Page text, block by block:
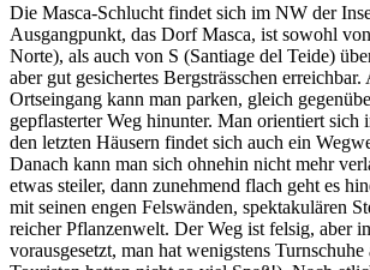
Die Masca-Schlucht findet sich im NW der
Ausgangpunkt, das Dorf Masca, ist sowohl
Norte), als auch von S (Santiage del Teide)
aber gut gesichertes Bergsträsschen
Ortseingang kann man parken, gleich
gepflasterter Weg hinunter. Man orientiert sich
den letzten Häusern findet sich auch ein
Danach kann man sich ohnehin nicht mehr
etwas steiler, dann zunehmend flach geht es
mit seinen engen Felswänden, spektakulären
reicher Pflanzenwelt. Der Weg ist felsig, aber
vorausgesetzt, man hat wenigstens